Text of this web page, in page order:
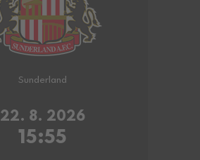
Sunderland
22. 8. 2026
15:55